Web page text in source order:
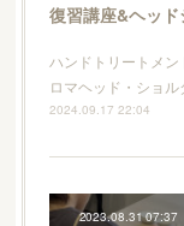
復習講座&ヘッ
ハンドトリートメ
ロマヘッド・ショ
2024.09.17 22:04
2023.08.31 07:37